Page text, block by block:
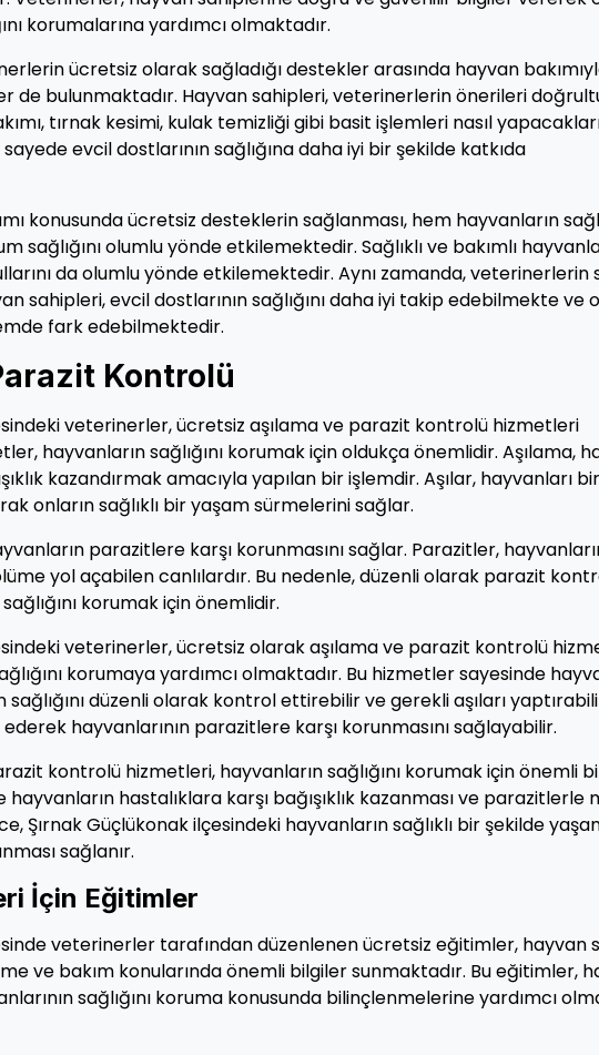
korumalarına yardımcı olmaktadır.
ücretsiz olarak sağladığı destekler arasında hayvan
de bulunmaktadır. Hayvan sahipleri, veterinerlerin önerileri
tırnak kesimi, kulak temizliği gibi basit işlemleri nasıl
evcil dostlarının sağlığına daha iyi bir şekilde katkıda
konusunda ücretsiz desteklerin sağlanması, hem hayvanların
sağlığını olumlu yönde etkilemektedir. Sağlıklı ve bakımlı
da olumlu yönde etkilemektedir. Aynı zamanda, veterinerlerin
sahipleri, evcil dostlarının sağlığını daha iyi takip edebilmekte ve
fark edebilmektedir.
Kontrolü
veterinerler, ücretsiz aşılama ve parazit kontrolü hizmetleri
hayvanların sağlığını korumak için oldukça önemlidir. Aşılama,
kazandırmak amacıyla yapılan bir işlemdir. Aşılar, hayvanları
onların sağlıklı bir yaşam sürmelerini sağlar.
parazitlere karşı korunmasını sağlar. Parazitler,
yol açabilen canlılardır. Bu nedenle, düzenli olarak parazit
korumak için önemlidir.
veterinerler, ücretsiz olarak aşılama ve parazit kontrolü
korumaya yardımcı olmaktadır. Bu hizmetler sayesinde
sağlığını düzenli olarak kontrol ettirebilir ve gerekli aşıları
hayvanlarının parazitlere karşı korunmasını sağlayabilir.
kontrolü hizmetleri, hayvanların sağlığını korumak için önemli
hastalıklara karşı bağışıklık kazanması ve parazitlerle
Şırnak Güçlükonak ilçesindeki hayvanların sağlıklı bir şekilde
sağlanır.
İçin Eğitimler
veterinerler tarafından düzenlenen ücretsiz eğitimler, hayvan
ve bakım konularında önemli bilgiler sunmaktadır. Bu eğitimler,
sağlığını koruma konusunda bilinçlenmelerine yardımcı